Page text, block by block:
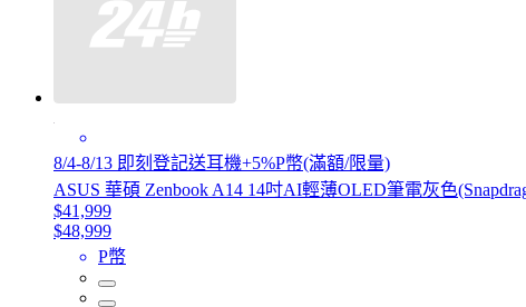
8/4-8/13 即刻登記送耳機+5%P幣(滿額/限量)
ASUS 華碩 Zenbook A14 14吋AI輕薄OLED筆電灰色
$41,999
$48,999
P幣